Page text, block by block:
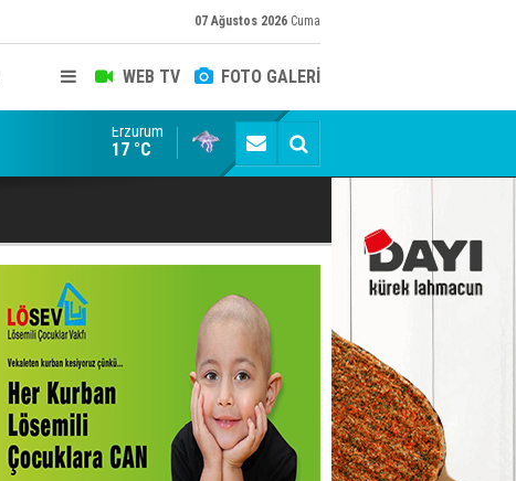
07 Ağustos 2026 Cuma
WEB TV FOTO GALERİ
Siyaset-Sermaye Çizgisinde Haklılığın Resmi:
Erzurum
17 °C